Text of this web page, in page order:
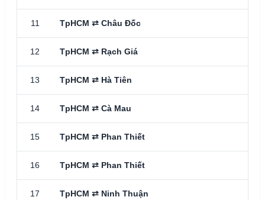
11 TpHCM ⇄ Châu Đốc
12 TpHCM ⇄ Rạch Giá
13 TpHCM ⇄ Hà Tiên
14 TpHCM ⇄ Cà Mau
15 TpHCM ⇄ Phan Thiết
16 TpHCM ⇄ Phan Thiết
17 TpHCM ⇄ Ninh Thuận